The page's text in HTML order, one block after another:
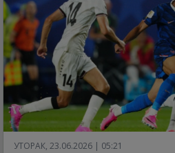
УТОРАК, 23.06.2026 | 05:21